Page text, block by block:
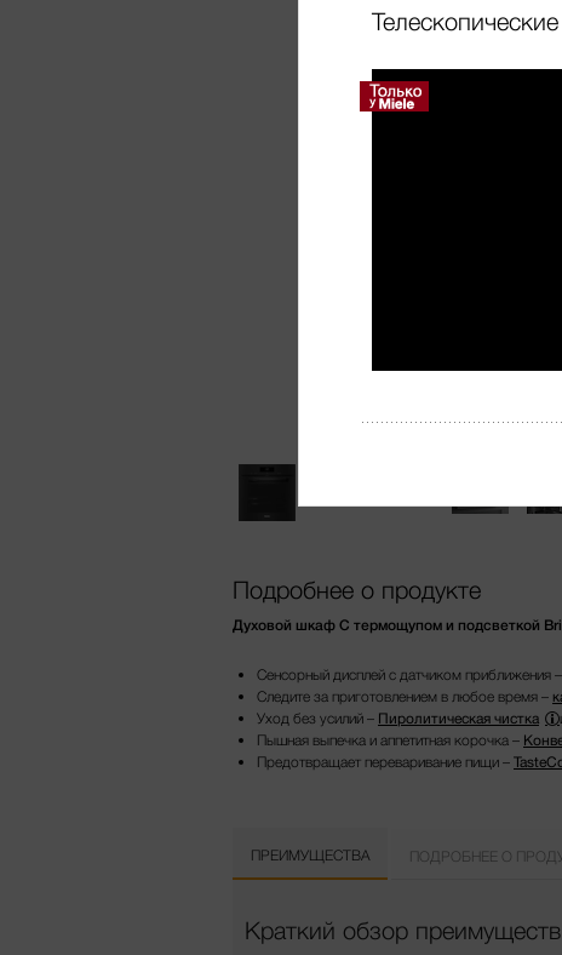
Подробнее о продукте
Духовой шкаф С термощупом и подсветкой
Сенсорный дисплей с датчиком приближения
Следите за приготовлением в любое время –
Уход без усилий – Пиролитическая чистка
Пышная выпечка и аппетитная корочка –
Предотвращает переваривание пищи –
ПРЕИМУЩЕСТВА ПОДРОБНЕЕ О
Краткий обзор
Volume
90%